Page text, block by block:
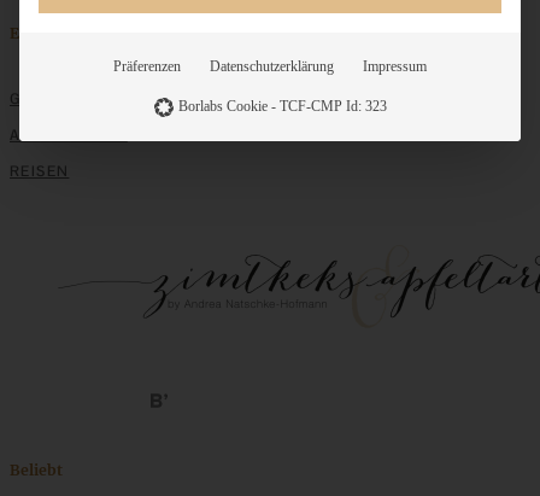
Entdecken
GRUNDLAGEN
ALLE REZEPTE
REISEN
Beliebt
Präferenzen Datenschutzerklärung Impressum
Borlabs Cookie - TCF-CMP Id: 323